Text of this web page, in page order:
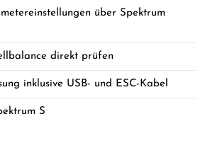
über Spektrum
direkt prüfen
inklusive USB- und ESC-Kabel
S